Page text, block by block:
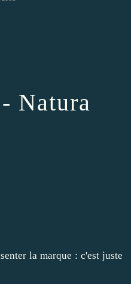
Natura
la marque : c'est juste